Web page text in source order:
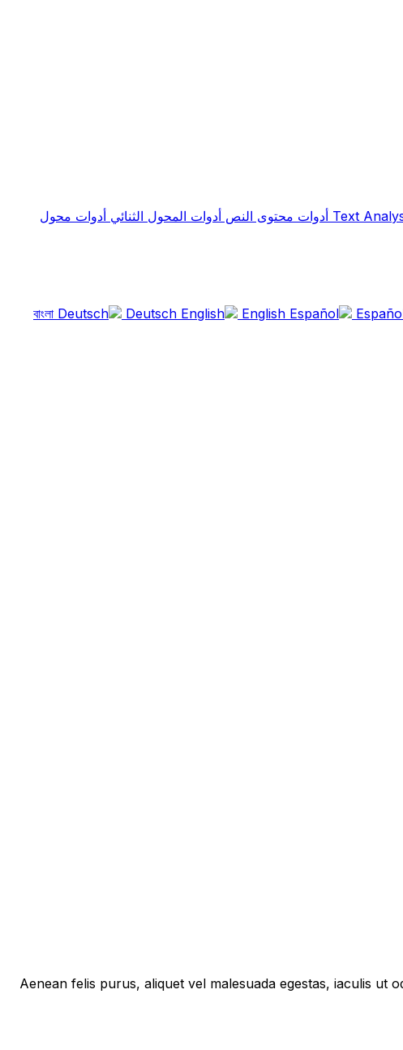
Text أدوات محتوى النص أدوات المحول الثنائي أدوات محول
Deutsch English
Aenean felis purus, aliquet vel malesuada egestas, iaculis